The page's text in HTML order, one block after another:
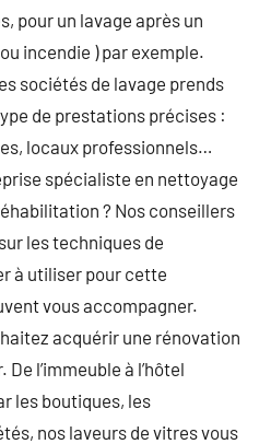
pour un lavage après un
incendie ) par exemple.
sociétés de lavage prends
de prestations précises :
locaux professionnels…
spécialiste en nettoyage
? Nos conseillers
les techniques de
à utiliser pour cette
vous accompagner.
acquérir une rénovation
l’immeuble à l’hôtel
les boutiques, les
nos laveurs de vitres vous